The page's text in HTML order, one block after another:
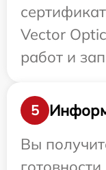
Vector
работ и
5
Вы